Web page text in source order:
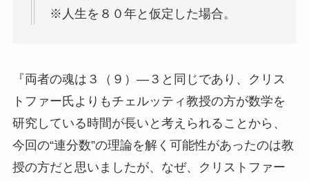
※人生を８０年と仮定した場合。
『両者の魂は３（９）―３と同じであり、クリス
トファー氏よりもチェルッティ教授の方が数学を
研究している時間が長いと考えられることから、
今回の“連分数”の理論を解く可能性があったのは教
授の方だと思いましたが、なぜ、クリストファー